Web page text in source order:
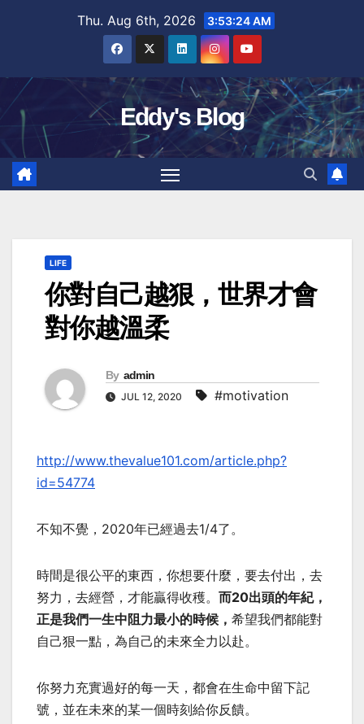
Thu. Aug 6th, 2026 3:53:25 AM
Eddy's Blog
LIFE
你對自己越狠，世界才會
對你越溫柔
By admin
JUL 12, 2020 #motivation
http://www.thevalue101.com/article.php?
id=54774
不知不覺，2020年已經過去1/4了。
時間是很公平的東西，你想要什麼，要去付出，去
努力，去經營，才能贏得收穫。 而20出頭的年紀，
正是我們一生中阻力最小的時候， 希望我們都能對
自己狠一點，為自己的未來全力以赴。
你努力充實過好的每一天，都會在生命中留下記
號，並在未來的某一個時刻給你反饋。